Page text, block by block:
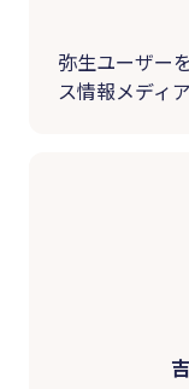
弥生ユーザー
ス情報メディア